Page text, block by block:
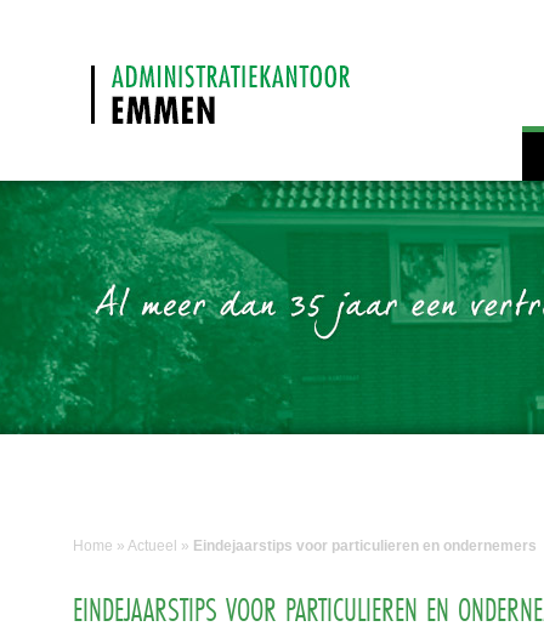
Home » Actueel » Eindejaarstips voor particulieren en ondernemers
EINDEJAARSTIPS VOOR PARTICULIEREN EN